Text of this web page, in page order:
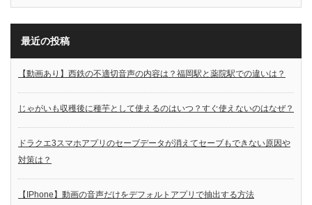
最近の投稿
【動画あり】西鉄の不適切音声の内容は？福岡駅と薬院駅での違いは？
じゃがいも収穫後に種芋として使えるのはいつ？すぐ使えないのはなぜ？
ドラクエ3スマホアプリのセーブデータが消えてセーブもできない原因や
対策は？
【IPhone】動画の音声だけをデフォルトアプリで抽出する方法